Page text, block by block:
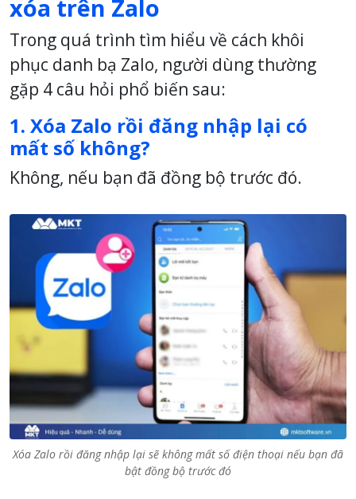
xóa trên Zalo
Trong quá trình tìm hiểu về cách khôi
phục danh bạ Zalo, người dùng thường
gặp 4 câu hỏi phổ biến sau:
1. Xóa Zalo rồi đăng nhập lại có
mất số không?
Không, nếu bạn đã đồng bộ trước đó.
Xóa Zalo rồi đăng nhập lại sẽ không mất số điện thoại nếu bạn đã
bật đồng bộ trước đó